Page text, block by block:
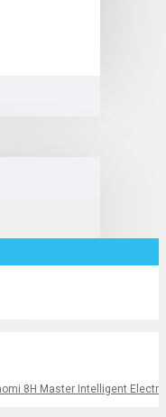
8H Master Intelligent